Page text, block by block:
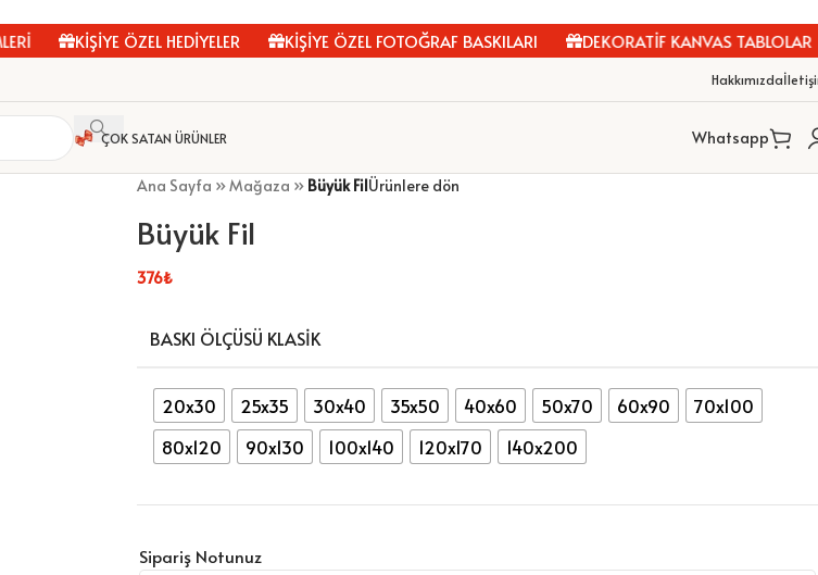
KİŞİYE ÖZEL HEDİYELER KİŞİYE ÖZEL FOTOĞRAF BASKILARI DEKORATİF KANVAS TABLOLAR
Hakkımızda
ÇOK SATAN ÜRÜNLER Whatsapp
Ana Sayfa »Mağaza » Büyük FilÜrünlere dön
Büyük Fil
376₺
BASKI ÖLÇÜSÜ KLASIK
20x30 25x35 30x40 35x50 40x60 50x70 60x90
70x100
80x120
90x130 100x140 120x170 140x200
Sipariş Notunuz